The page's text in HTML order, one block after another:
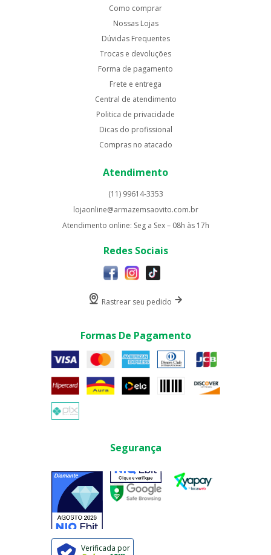
Como comprar
Nossas Lojas
Dúvidas Frequentes
Trocas e devoluções
Forma de pagamento
Frete e entrega
Central de atendimento
Politica de privacidade
Dicas do profissional
Compras no atacado
Atendimento
(11) 99614-3353
lojaonline@armazemsaovito.com.br
Atendimento online: Seg a Sex – 08h às 17h
Redes Sociais
Rastrear seu pedido
Formas De Pagamento
Segurança
Verificada por